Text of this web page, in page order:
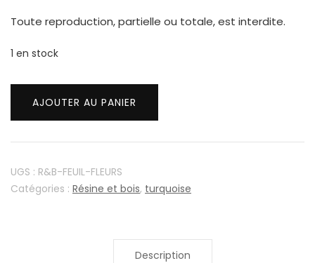
Toute reproduction, partielle ou totale, est interdite.
1 en stock
quantité
Feuilles
AJOUTER AU PANIER
UGS : R&B-FEUIL-FLEURS
Catégories : Résine et bois, turquoise
Description